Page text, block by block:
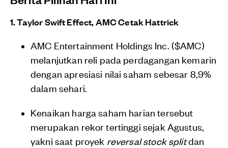
1. Taylor Swift Effect, AMC Cetak Hattrick
AMC Entertainment Holdings Inc. ($AMC)
melanjutkan reli pada perdagangan kemarin
dengan apresiasi nilai saham sebesar 8,9%
dalam sehari.
Kenaikan harga saham harian tersebut
merupakan rekor tertinggi sejak Agustus,
yakni saat proyek reversal stock splitdan